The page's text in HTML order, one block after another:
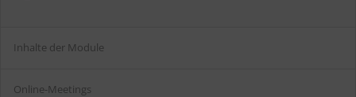
Inhalte der Module
Online-Meetings